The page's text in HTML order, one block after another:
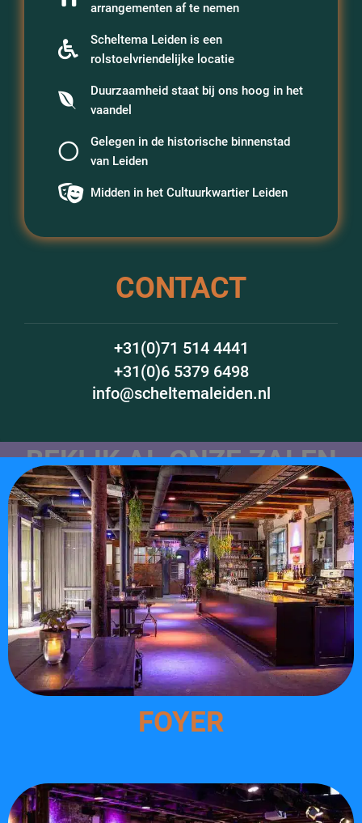
arrangementen af te nemen
Scheltema Leiden is een
rolstoelvriendelijke locatie
Duurzaamheid staat bij ons hoog in het
vaandel
Gelegen in de historische binnenstad
van Leiden
Midden in het Cultuurkwartier Leiden
CONTACT
+31(0)71 514 4441
+31(0)6 5379 6498
info@scheltemaleiden.nl
BEKIJK AL ONZE ZALEN
FOYER